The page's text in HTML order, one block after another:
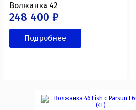
Волжанка 42
248 400 ₽
Подробнее